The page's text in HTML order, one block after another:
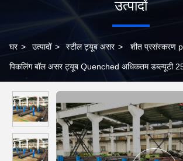
उत्पादों
घर > उत्पादों > स्टील ट्यूब असर > शीत प्रसंस्करण
पिकलिंग बॉल असर ट्यूब Quenched अधिकतम डब्ल्यूटी 25